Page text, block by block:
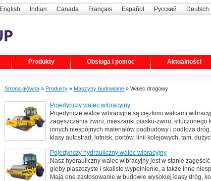
English Indian Canada Français Español Русский Deutsch
Produkty Obsługa i pomoc Aktualności
Strona główna » Produkty » Maszyny budowlane » Walec drogowy
Pojedynczy walec wibracyjny
Pojedyncze walce wibracyjne są ciężkimi walcami
zagęszczania żwiru, mieszanki piasku-żwiru,
innych niespójnych materiałów podbudowy i podłoża
klasy autostrad, lotnisk, portów, linii kolejowych, tam,
Pojedynczy hydrauliczny walec wibracyjny
Nasz hydrauliczny walec wibracyjny jest w stanie
gleby piaszczyste i skaliste wypełnienie, a także inne
Mają one zastosowanie w budowie wysokiej klasy dróg,